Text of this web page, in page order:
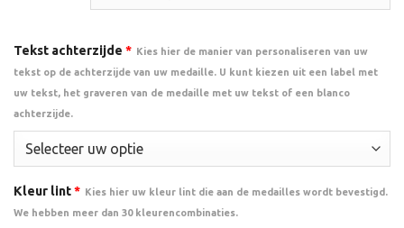
Tekst achterzijde * Kies hier de manier van personaliseren van uw
tekst op de achterzijde van uw medaille. U kunt kiezen uit een label met
uw tekst, het graveren van de medaille met uw tekst of een blanco
achterzijde.
Kleur lint* Kies hier uw kleur lint die aan de medailles wordt bevestigd.
We hebben meer dan 30 kleurencombinaties.